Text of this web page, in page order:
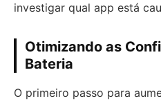
investigar qual app está
Otimizando as
Bateria
O primeiro passo para